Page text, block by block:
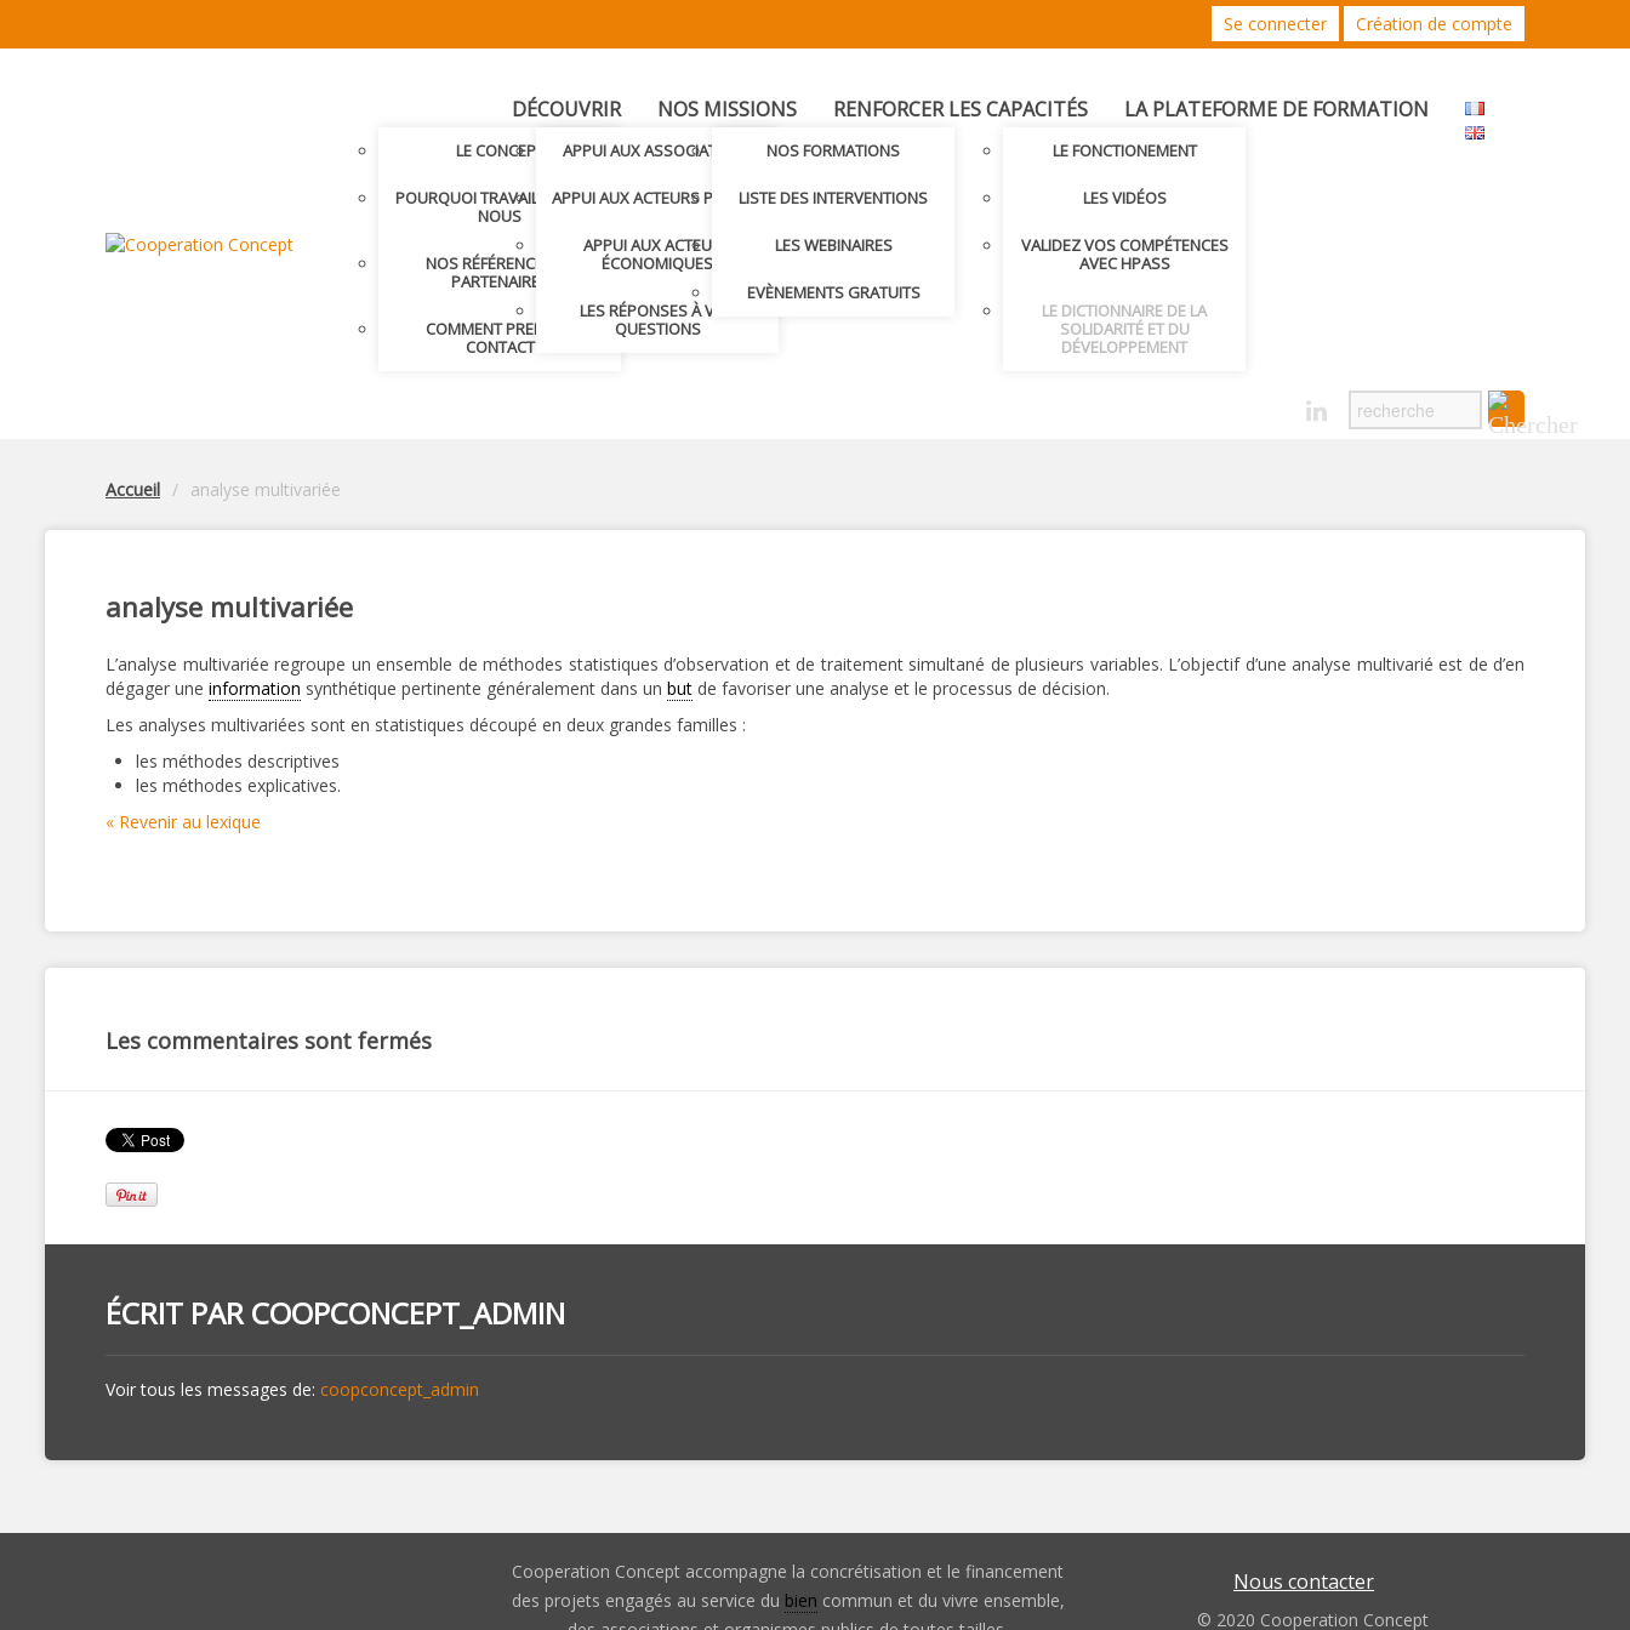
Se connecter Création de compte
DÉCOUVRIR
LE CONCEPT
POURQUOI TRAVAILLER AVEC
NOUS
NOS RÉFÉRENCES ET
PARTENAIRES
COMMENT PRENDRE
CONTACT
NOS MISSIONS
APPUI AUX ASSOCIATIONS
APPUI AUX ACTEURS PUBLICS
APPUI AUX ACTEURS
ÉCONOMIQUES
LES RÉPONSES À VOS
QUESTIONS
RENFORCER LES CAPACITÉS
NOS FORMATIONS
LISTE DES INTERVENTIONS
LES WEBINAIRES
EVÈNEMENTS GRATUITS
LA PLATEFORME DE FORMATION
LE FONCTIONEMENT
LES VIDÉOS
VALIDEZ VOS COMPÉTENCES
AVEC HPASS
LE DICTIONNAIRE DE LA
SOLIDARITÉ ET DU
DÉVELOPPEMENT
Accueil analyse multivariée
analyse multivariée
L’analyse multivariée regroupe un ensemble de méthodes statistiques d’observation et de traitement simultané de plusieurs variables. L’objectif d’une analyse multivarié est de d’en
dégager une information synthétique pertinente généralement dans un but de favoriser une analyse et le processus de décision.
Les analyses multivariées sont en statistiques découpé en deux grandes familles :
les méthodes descriptives
les méthodes explicatives.
« Revenir au lexique
Les commentaires sont fermés
ÉCRIT PARCOOPCONCEPT_ADMIN
Voir tous les messages de: coopconcept_admin
Cooperation Concept accompagne la concrétisation et le financement
des projets engagés au service du bien commun et du vivre ensemble,
Nous contacter
© 2020 Cooperation Concept